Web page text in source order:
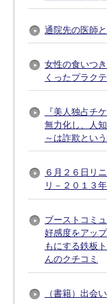
通院先の医師
女性の食いつ
くったプラク
『美人独占チ
無力化し、人
～は詐欺とい
６月２６日リ
リ－２０１３
ブーストコミ
好感度をアッ
もにする鉄板
んのクチコミ
（書籍）出会